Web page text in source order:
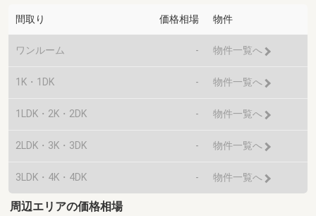
間取り 価格相場 物件
ワンルーム - 物件一覧へ
1K・1DK - 物件一覧へ
1LDK・2K・2DK - 物件一覧へ
2LDK・3K・3DK - 物件一覧へ
3LDK・4K・4DK - 物件一覧へ
周辺エリアの価格相場